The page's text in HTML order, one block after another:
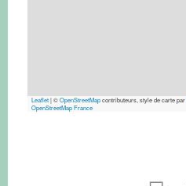
Leaflet|©OpenStreetMapcontributeurs, style de carte par
OpenStreetMap France